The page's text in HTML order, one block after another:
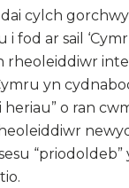
cylch
fod ar sail
rheoleiddiwr
yn
o ran